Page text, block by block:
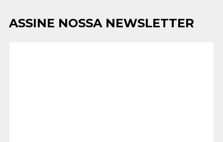
ASSINE NOSSA NEWSLETTER